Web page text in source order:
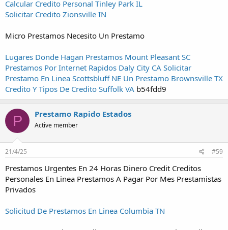
Calcular Credito Personal Tinley Park IL
Solicitar Credito Zionsville IN
Micro Prestamos Necesito Un Prestamo
Lugares Donde Hagan Prestamos Mount Pleasant SC
Prestamos Por Internet Rapidos Daly City CA Solicitar
Prestamo En Linea Scottsbluff NE Un Prestamo Brownsville TX
Credito Y Tipos De Credito Suffolk VA b54fdd9
P Prestamo Rapido Estados
Active member
21/4/25 #59
Prestamos Urgentes En 24 Horas Dinero Credit Creditos
Personales En Linea Prestamos A Pagar Por Mes Prestamistas
Privados
Solicitud De Prestamos En Linea Columbia TN